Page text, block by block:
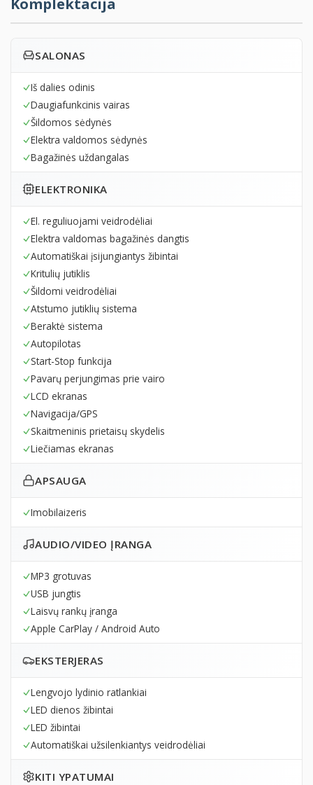
Komplektacija
SALONAS
Iš dalies odinis
Daugiafunkcinis vairas
Šildomos sėdynės
Elektra valdomos sėdynės
Bagažinės uždangalas
ELEKTRONIKA
El. reguliuojami veidrodėliai
Elektra valdomas bagažinės dangtis
Automatiškai įsijungiantys žibintai
Kritulių jutiklis
Šildomi veidrodėliai
Atstumo jutiklių sistema
Beraktė sistema
Autopilotas
Start-Stop funkcija
Pavarų perjungimas prie vairo
LCD ekranas
Navigacija/GPS
Skaitmeninis prietaisų skydelis
Liečiamas ekranas
APSAUGA
Imobilaizeris
AUDIO/VIDEO ĮRANGA
MP3 grotuvas
USB jungtis
Laisvų rankų įranga
Apple CarPlay / Android Auto
EKSTERJERAS
Lengvojo lydinio ratlankiai
LED dienos žibintai
LED žibintai
Automatiškai užsilenkiantys veidrodėliai
KITI YPATUMAI